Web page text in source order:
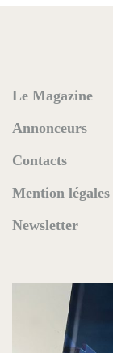
Le Magazine
Annonceurs
Contacts
Mention légales
Newsletter